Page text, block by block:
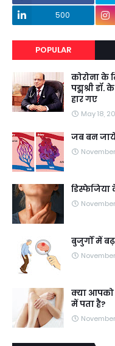
500
POPULAR
कोरोना के
पद्मश्री
हार गए
May 18,
जब बन
डिस्फेजिया
बुजुर्गों में बढ़
क्या आपको
में पता है?